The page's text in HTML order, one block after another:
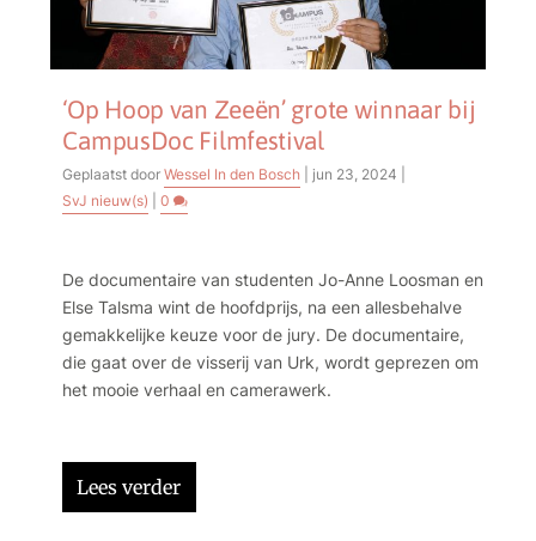
‘Op Hoop van Zeeën’ grote winnaar bij
CampusDoc Filmfestival
Geplaatst doorWessel In den Bosch jun 23, 2024
SvJ nieuw(s) |0
De documentaire van studenten Jo-Anne Loosman en
Else Talsma wint de hoofdprijs, na een allesbehalve
gemakkelijke keuze voor de jury. De documentaire,
die gaat over de visserij van Urk, wordt geprezen om
het mooie verhaal en camerawerk.
Lees verder
Freelancebureau
Introductiefestival
Agenda & Vacatures